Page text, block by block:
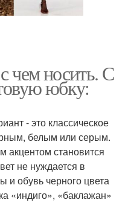
чем носить. С
юбку:
- это классическое
белым или серым.
акцентом становится
не нуждается в
и обувь черного цвета
«индиго», «баклажан»